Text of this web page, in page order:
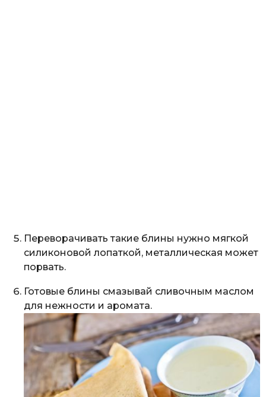
Переворачивать такие блины нужно мягкой
силиконовой лопаткой, металлическая может
порвать.
Готовые блины смазывай сливочным маслом
для нежности и аромата.